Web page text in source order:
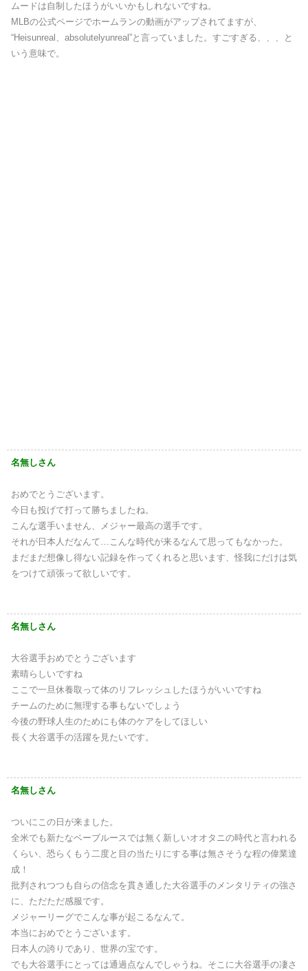
ムードは自制したほうがいいかもしれないですね。
MLBの公式ページでホームランの動画がアップされてますが、
“Heisunreal、absolutelyunreal”と言っていました。すごすぎる、、、と
いう意味で。
名無しさん
おめでとうございます。
今日も投げて打って勝ちましたね。
こんな選手いません、メジャー最高の選手です。
それが日本人だなんて…こんな時代が来るなんて思ってもなかった。
まだまだ想像し得ない記録を作ってくれると思います、怪我にだけは気
をつけて頑張って欲しいです。
名無しさん
大谷選手おめでとうございます
素晴らしいですね
ここで一旦休養取って体のリフレッシュしたほうがいいですね
チームのために無理する事もないでしょう
今後の野球人生のためにも体のケアをしてほしい
長く大谷選手の活躍を見たいです。
名無しさん
ついにこの日が来ました。
全米でも新たなベーブルースでは無く新しいオオタニの時代と言われる
くらい、恐らくもう二度と目の当たりにする事は無さそうな程の偉業達
成！
批判されつつも自らの信念を貫き通した大谷選手のメンタリティの強さ
に、ただただ感服です。
メジャーリーグでこんな事が起こるなんて。
本当におめでとうございます。
日本人の誇りであり、世界の宝です。
でも大谷選手にとっては通過点なんでしゃうね。そこに大谷選手の凄さ